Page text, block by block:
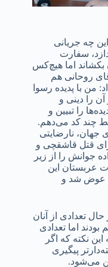
چه جریانی
سفارت
بکشاند اما هیچ‌کس
روحانی هم
من با پدیده رسوا
را دینی و
را تبیین و
چند کد می‌دهم.
جهان، نارضایتی
قتل قاشقچی و
جوانش را از زیر
عربستان این
عوض شد و
تعدادی از آنان
اما تعدادی
نکته که اگر
پیگیری
می‌شود.